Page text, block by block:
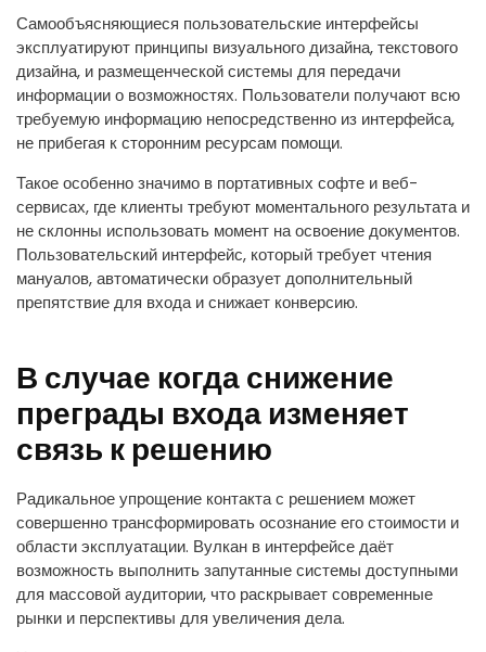
Самообъясняющиеся пользовательские интерфейсы
эксплуатируют принципы визуального дизайна, текстового
дизайна, и размещенческой системы для передачи
информации о возможностях. Пользователи получают всю
требуемую информацию непосредственно из интерфейса,
не прибегая к сторонним ресурсам помощи.
Такое особенно значимо в портативных софте и веб-
сервисах, где клиенты требуют моментального результата и
не склонны использовать момент на освоение документов.
Пользовательский интерфейс, который требует чтения
мануалов, автоматически образует дополнительный
препятствие для входа и снижает конверсию.
В случае когда снижение
преграды входа изменяет
связь к решению
Радикальное упрощение контакта с решением может
совершенно трансформировать осознание его стоимости и
области эксплуатации. Вулкан в интерфейсе даёт
возможность выполнить запутанные системы доступными
для массовой аудитории, что раскрывает современные
рынки и перспективы для увеличения дела.